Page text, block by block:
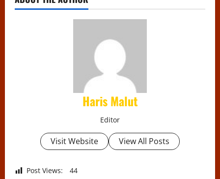
Haris Malut
Editor
Visit Website View All Posts
Post Views: 44